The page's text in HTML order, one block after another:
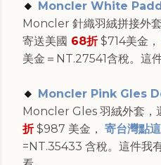
🔸 Moncler White
Moncler 針織羽絨拼接外
寄送美國 68折$714美金，
美金＝NT.27541含稅。這件
🔸 Moncler Pink Gles
Moncler Gles 羽絨外套，
折 $987 美金， 寄台灣點這
=NT.35433 含稅。這件我